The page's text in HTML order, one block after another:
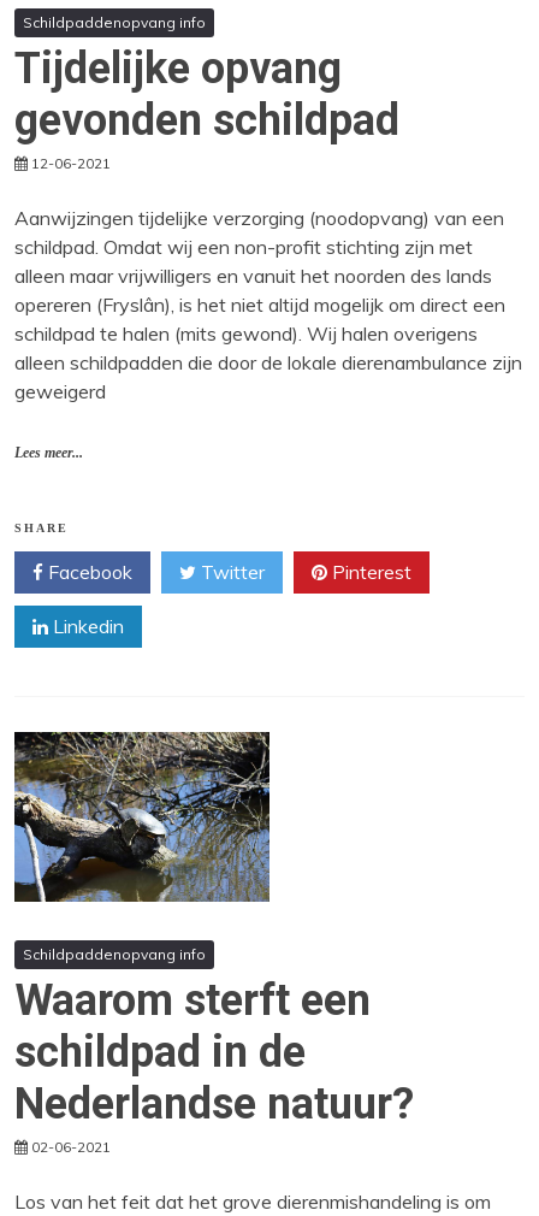
Schildpaddenopvang info
Tijdelijke opvang
gevonden schildpad
12-06-2021
Aanwijzingen tijdelijke verzorging (noodopvang) van een
schildpad. Omdat wij een non-profit stichting zijn met
alleen maar vrijwilligers en vanuit het noorden des lands
opereren (Fryslân), is het niet altijd mogelijk om direct een
schildpad te halen (mits gewond). Wij halen overigens
alleen schildpadden die door de lokale dierenambulance zijn
geweigerd
Lees meer...
SHARE
Facebook Twitter Pinterest
Linkedin
Schildpaddenopvang info
Waarom sterft een
schildpad in de
Nederlandse natuur?
02-06-2021
Los van het feit dat het grove dierenmishandeling is om